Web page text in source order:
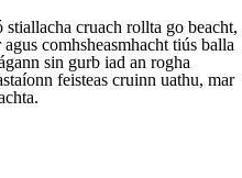
cruach rollta go beacht,
comhsheasmhacht tiús balla
sin gurb iad an rogha
feisteas cruinn uathu, mar